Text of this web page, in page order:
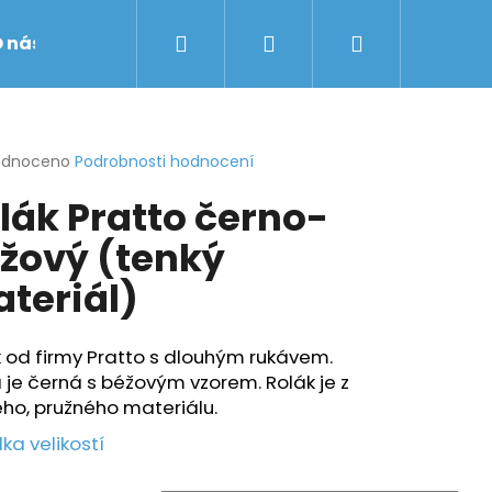
nás Obchodní podmínky Značky
Přihlášení
Podrobnosti hodnocení
Pratto černo-
(tenký
od firmy Pratto s dlouhým rukávem.
je černá s béžovým vzorem. Rolák je z
pružného materiálu.
velikostí